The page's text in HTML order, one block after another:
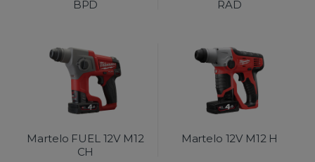
BPD
RAD
Martelo FUEL 12V M12
CH
Martelo 12V M12 H